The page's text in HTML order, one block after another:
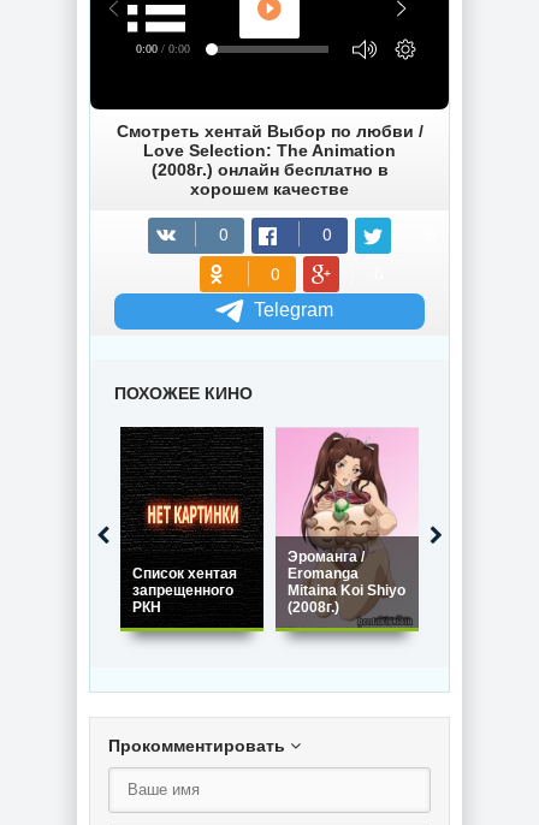
0:00 / 0:00
Смотреть хентай Выбор по любви /
Love Selection: The Animation
(2008г.) онлайн бесплатно в
хорошем качестве
Telegram
ПОХОЖЕЕ КИНО
Список хентая
запрещенного
РКН
Эроманга /
Eromanga
Mitaina Koi Shiyo
(2008г.)
Прокомментировать